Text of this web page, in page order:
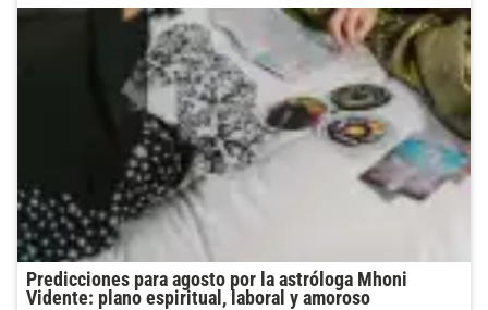
Predicciones para agosto por la astróloga Mhoni
Vidente: plano espiritual, laboral y amoroso